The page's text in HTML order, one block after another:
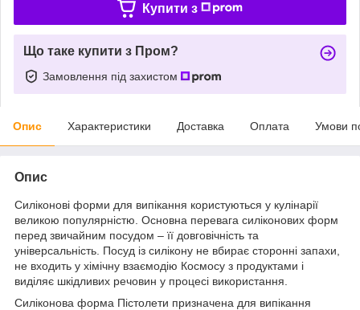
Купити з
Що таке купити з Пром?
Замовлення під захистом
Опис Характеристики Доставка Оплата Умови
Опис
Силіконові форми для випікання користуються у кулінарії
великою популярністю. Основна перевага силіконових форм
перед звичайним посудом – її довговічність та
універсальність. Посуд із силікону не вбирає сторонні запахи,
не входить у хімічну взаємодію Космосу з продуктами і
виділяє шкідливих речовин у процесі використання.
Силіконова форма Пістолети призначена для випікання